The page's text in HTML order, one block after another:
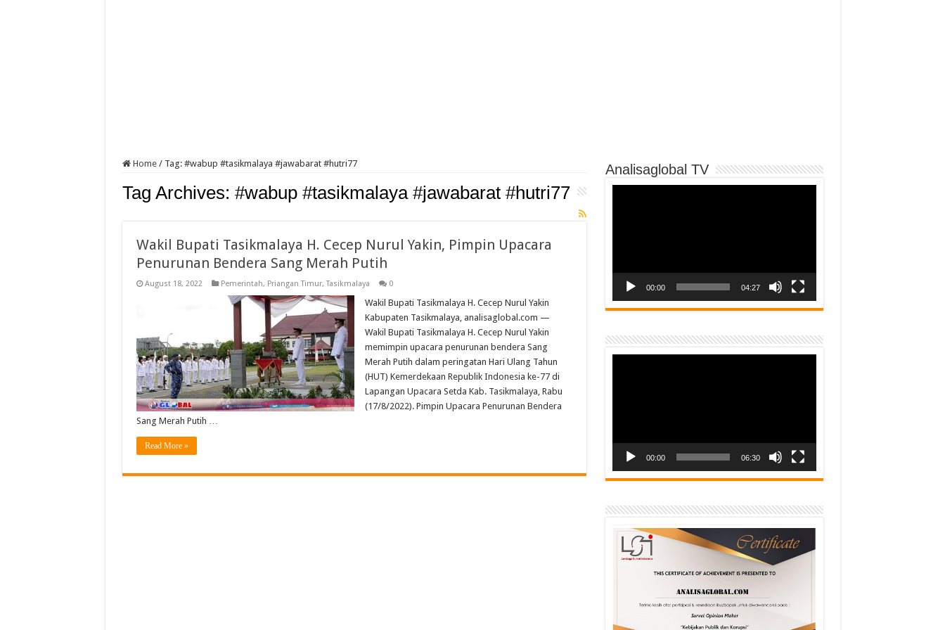
Home / Tag: #wabup #tasikmalaya #jawabarat #hutri77
Tag Archives: #wabup #tasikmalaya #jawabarat #hutri77
Wakil Bupati Tasikmalaya H. Cecep Nurul Yakin, Pimpin Upacara
Penurunan Bendera Sang Merah Putih
August 18, 2022 Pemerintah, Priangan Timur,Tasikmalaya 0
Wakil Bupati Tasikmalaya H. Cecep Nurul Yakin
Kabupaten Tasikmalaya, analisaglobal.com —
Wakil Bupati Tasikmalaya H. Cecep Nurul Yakin
memimpin upacara penurunan bendera Sang
Merah Putih dalam peringatan Hari Ulang Tahun
(HUT) Kemerdekaan Republik Indonesia ke-77 di
Lapangan Upacara Setda Kab. Tasikmalaya, Rabu
(17/8/2022). Pimpin Upacara Penurunan Bendera
Sang Merah Putih …
Read More »
Analisaglobal TV
00:00 04:27
00:00 06:30